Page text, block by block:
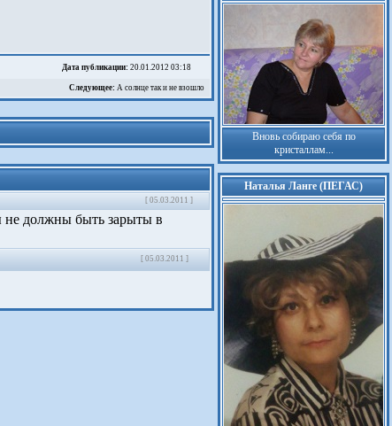
Дата публикации: 20.01.2012 03:18
Следующее: А солнце так и не взошло
[ 05.03.2011 ]
не должны быть зарыты в
[ 05.03.2011 ]
Вновь собираю себя по
кристаллам...
Наталья Ланге (ПЕГАС)